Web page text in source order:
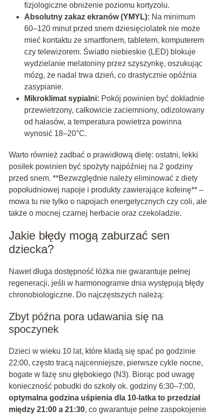
fizjologiczne obniżenie poziomu kortyzolu.
Absolutny zakaz ekranów (YMYL): Na minimum
60–120 minut przed snem dziesięciolatek nie może
mieć kontaktu ze smartfonem, tabletem, komputerem
czy telewizorem. Światło niebieskie (LED) blokuje
wydzielanie melatoniny przez szyszynkę, oszukując
mózg, że nadal trwa dzień, co drastycznie opóźnia
zasypianie.
Mikroklimat sypialni: Pokój powinien być dokładnie
przewietrzony, całkowicie zaciemniony, odizolowany
od hałasów, a temperatura powietrza powinna
wynosić 18–20°C.
Warto również zadbać o prawidłową dietę: ostatni, lekki
posiłek powinien być spożyty najpóźniej na 2 godziny
przed snem. **Bezwzględnie należy eliminować z diety
popołudniowej napoje i produkty zawierające kofeinę** –
mowa tu nie tylko o napojach energetycznych czy coli, ale
także o mocnej czarnej herbacie oraz czekoladzie.
Jakie błędy mogą zaburzać sen
dziecka?
Nawet długa dostępność łóżka nie gwarantuje pełnej
regeneracji, jeśli w harmonogramie dnia występują błędy
chronobiologiczne. Do najczęstszych należą:
Zbyt późna pora udawania się na
spoczynek
Dzieci w wieku 10 lat, które kładą się spać po godzinie
22:00, często tracą najcenniejsze, pierwsze cykle nocne,
bogate w fazę snu głębokiego (N3). Biorąc pod uwagę
konieczność pobudki do szkoły ok. godziny 6:30–7:00,
optymalna godzina uśpienia dla 10-latka to przedział
między 21:00 a 21:30, co gwarantuje pełne zaspokojenie